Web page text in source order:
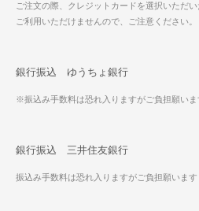
ご注文の際、クレジットカードを選択いただい
ご利用いただけませんので、ご注意ください。
銀行振込 ゆうちょ銀行
※振込み手数料は恐れ入りますがご負担願いま
銀行振込 三井住友銀行
振込み手数料は恐れ入りますがご負担願います